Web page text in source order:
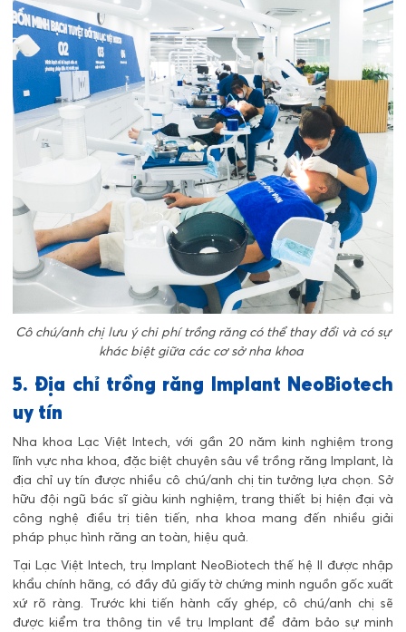
Cô chú/anh chị lưu ý chi phí trồng răng có thể thay đổi và có sự
khác biệt giữa các cơ sở nha khoa
5. Địa chỉ trồng răng Implant NeoBiotech
uy tín
Nha khoa Lạc Việt Intech, với gần 20 năm kinh nghiệm trong
lĩnh vực nha khoa, đặc biệt chuyên sâu về trồng răng Implant, là
địa chỉ uy tín được nhiều cô chú/anh chị tin tưởng lựa chọn. Sở
hữu đội ngũ bác sĩ giàu kinh nghiệm, trang thiết bị hiện đại và
công nghệ điều trị tiên tiến, nha khoa mang đến nhiều giải
pháp phục hình răng an toàn, hiệu quả.
Tại Lạc Việt Intech, trụ Implant NeoBiotech thế hệ II được nhập
khẩu chính hãng, có đầy đủ giấy tờ chứng minh nguồn gốc xuất
xứ rõ ràng. Trước khi tiến hành cấy ghép, cô chú/anh chị sẽ
được kiểm tra thông tin về trụ Implant để đảm bảo sự minh